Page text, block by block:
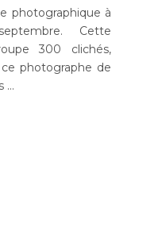
photographique à
Cette
300 clichés,
photographe de